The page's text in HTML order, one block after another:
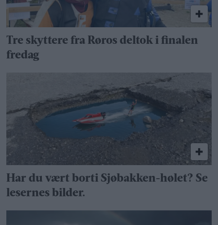
Tre skyttere fra Røros deltok i finalen
fredag
Har du vært borti Sjøbakken-hølet? Se
lesernes bilder.